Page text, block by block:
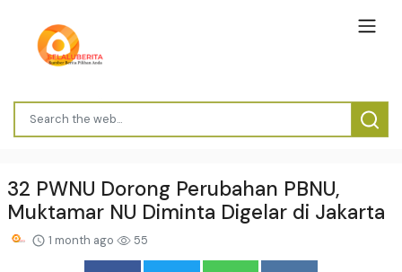
32 PWNU Dorong Perubahan PBNU,
Muktamar NU Diminta Digelar di Jakarta
1 month ago 55